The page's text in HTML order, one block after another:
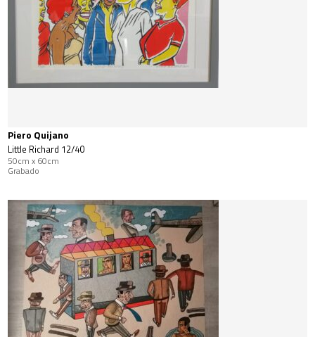
Piero Quijano
Little Richard 12/40
50cm x 60cm
Grabado